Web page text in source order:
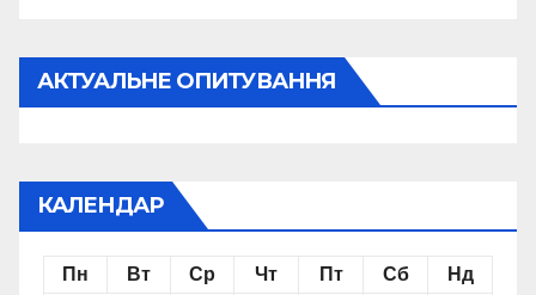
АКТУАЛЬНЕ ОПИТУВАННЯ
КАЛЕНДАР
Пн Вт Ср Чт Пт Сб Нд